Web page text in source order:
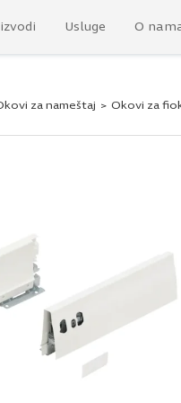
Usluge O
za nameštaj > Okovi za